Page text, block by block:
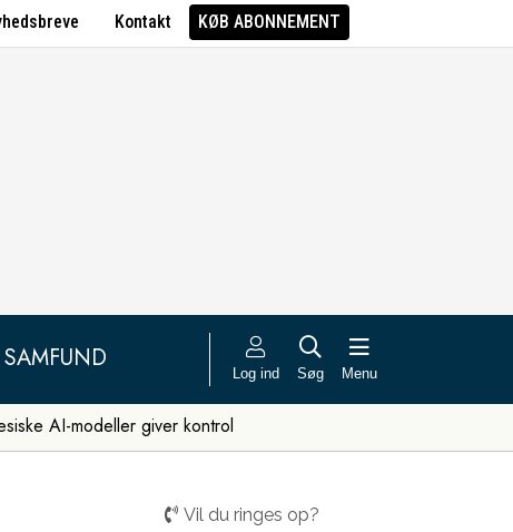
Kontakt KØB ABONNEMENT
SAMFUND Log ind Søg Menu
AI-modeller giver kontrol
Vil du ringes op?